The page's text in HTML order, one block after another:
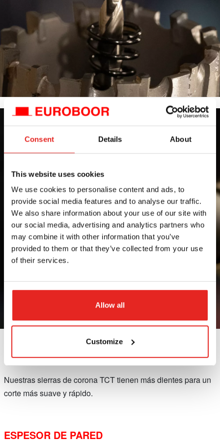
Consent Details About
This website uses cookies
We use cookies to personalise content and ads, to
provide social media features and to analyse our traffic.
We also share information about your use of our site with
our social media, advertising and analytics partners who
may combine it with other information that you’ve
provided to them or that they’ve collected from your use
of their services.
Allow all
Customize
MÁS DIENTES DE CORTE
Nuestras sierras de corona TCT tienen más dientes para un
corte más suave y rápido.
ESPESOR DE PARED